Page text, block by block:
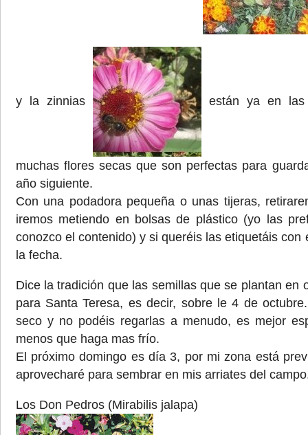
y la zinnias están ya en
muchas flores secas que son perfectas para
año siguiente.
Con una podadora pequeña o unas tijeras,
iremos metiendo en bolsas de plástico (yo las
conozco el contenido) y si queréis las etiquetáis con
la fecha.
Dice la tradición que las semillas que se plantan en
para Santa Teresa, es decir, sobre le 4 de
seco y no podéis regarlas a menudo, es mejor
menos que haga mas frío.
El próximo domingo es día 3, por mi zona está
aprovecharé para sembrar en mis arriates del
Los Don Pedros (Mirabilis jalapa)